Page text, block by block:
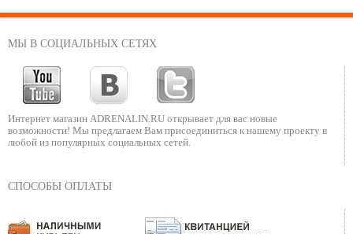
МЫ В СОЦИАЛЬНЫХ СЕТЯХ
Интернет магазин ADRENALIN.RU открывает для вас новые
возможности! Мы предлагаем Вам присоединиться к нашему проекту в
любой из популярных социальных сетей.
СПОСОБЫ ОПЛАТЫ